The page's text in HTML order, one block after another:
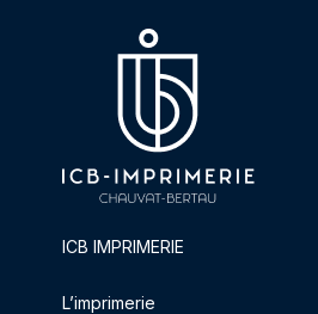
ICB IMPRIMERIE
L’imprimerie